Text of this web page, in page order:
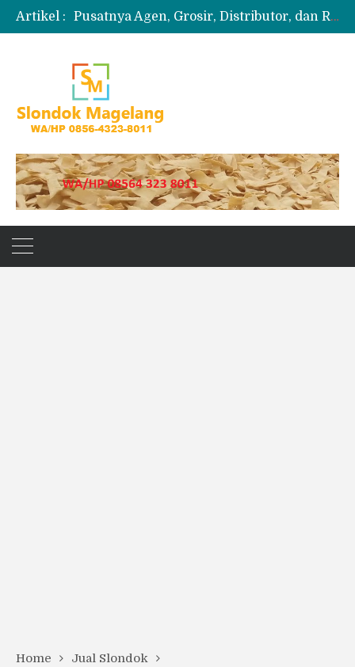
Artikel :
Pusatnya Agen, Grosir, Distributor, dan Reseller Puyur Koin
Produksi Slondok
Jual Puyur Koin Mentah 1 Ball 5 kg
Home
Jual Slondok